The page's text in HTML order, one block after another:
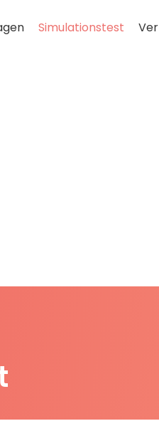
Simulationstest